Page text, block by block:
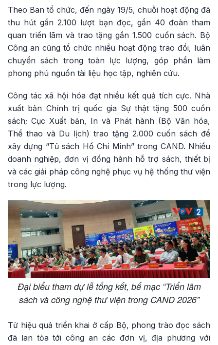
Theo Ban tổ chức, đến ngày 19/5, chuỗi hoạt động đã
thu hút gần 2.100 lượt bạn đọc, gần 40 đoàn tham
quan triển lãm và trao tặng gần 1.500 cuốn sách. Bộ
Công an cũng tổ chức nhiều hoạt động trao đổi, luân
chuyển sách trong toàn lực lượng, góp phần làm
phong phú nguồn tài liệu học tập, nghiên cứu.
Công tác xã hội hóa đạt nhiều kết quả tích cực. Nhà
xuất bản Chính trị quốc gia Sự thật tặng 500 cuốn
sách; Cục Xuất bản, In và Phát hành (Bộ Văn hóa,
Thể thao và Du lịch) trao tặng 2.000 cuốn sách để
xây dựng “Tủ sách Hồ Chí Minh” trong CAND. Nhiều
doanh nghiệp, đơn vị đồng hành hỗ trợ sách, thiết bị
và các giải pháp công nghệ phục vụ hệ thống thư viện
trong lực lượng.
Đại biểu tham dự lễ tổng kết, bế mạc “Triển lãm
sách và công nghệ thư viện trong CAND 2026”
Từ hiệu quả triển khai ở cấp Bộ, phong trào đọc sách
đã lan tỏa tới công an các đơn vị, địa phương với